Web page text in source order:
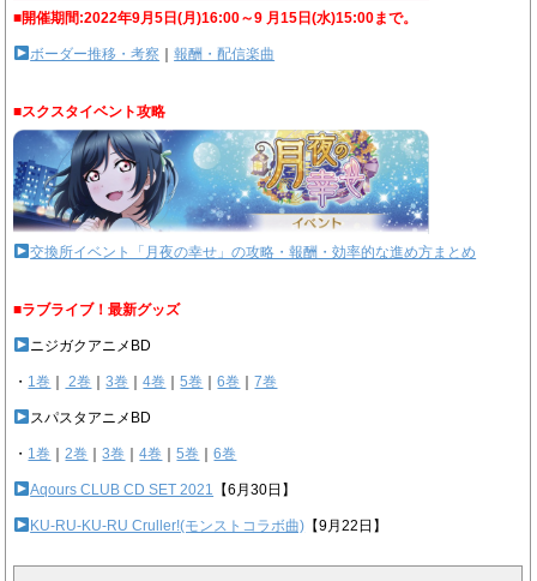
■開催期間:2022年9月5日(月)16:00～9 月15日(水)15:00まで。
ボーダー推移・考察 ｜報酬・配信楽曲
■スクスタイベント攻略
交換所イベント「月夜の幸せ」の攻略・報酬・効率的な進め方まとめ
■ラブライブ！最新グッズ
ニジガクアニメBD
・ 1巻 2巻 ｜3巻 ｜4巻 ｜5巻 ｜6巻 ｜7巻
スパスタアニメBD
・ 1巻 ｜2巻 ｜3巻 ｜4巻 ｜5巻 ｜6巻
Aqours CLUB CD SET 2021 【6月30日】
KU-RU-KU-RU Cruller!(モンストコラボ曲) 【9月22日】